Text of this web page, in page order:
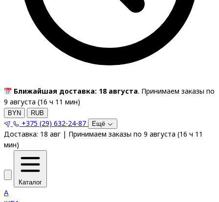
Ближайшая доставка: 18 августа. Принимаем заказы по
9 августа (16 ч 11 мин)
BYN RUB
+375 (29) 632-24-87 Ещё
Доставка: 18 авг | Принимаем заказы по 9 августа (16 ч 11
мин)
Каталог
A